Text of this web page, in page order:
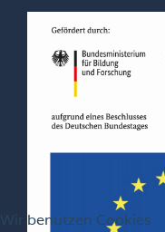
Wir benutzen Cookies